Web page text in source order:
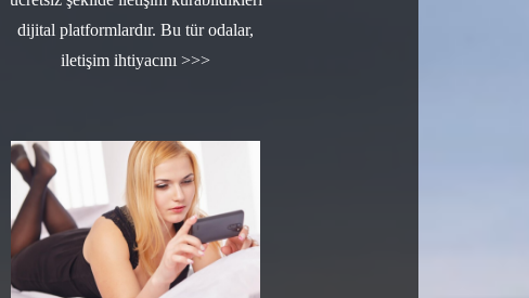
dijital platformlardır. Bu tür odalar,
iletişim ihtiyacını >>>